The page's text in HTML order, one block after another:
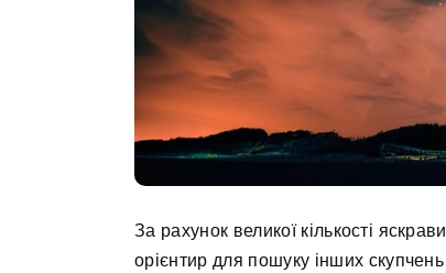
За рахунок великої кількості
орієнтир для пошуку інших